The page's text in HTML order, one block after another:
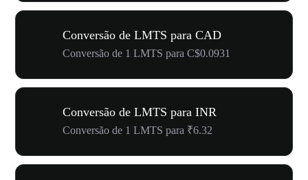
Conversão de LMTS para CAD
Conversão de 1 LMTS para C$0.0931
Conversão de LMTS para INR
Conversão de 1 LMTS para ₹6.32